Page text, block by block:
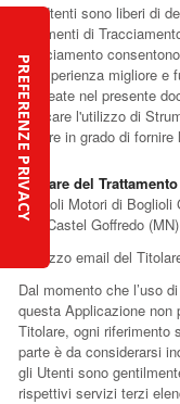
Gli Utenti sono liberi di
Strumenti di
Tracciamento
un'esperienza migliore e
delineate nel presente
bloccare l'utilizzo di
essere in grado di
Titolare del
Boglioli Motori di Boglioli
23 - Castel Goffredo (MN)
Indirizzo email del
Dal momento che l’uso
questa Applicazione non
Titolare, ogni riferimento
parte è da considerarsi
gli Utenti sono
rispettivi servizi terzi